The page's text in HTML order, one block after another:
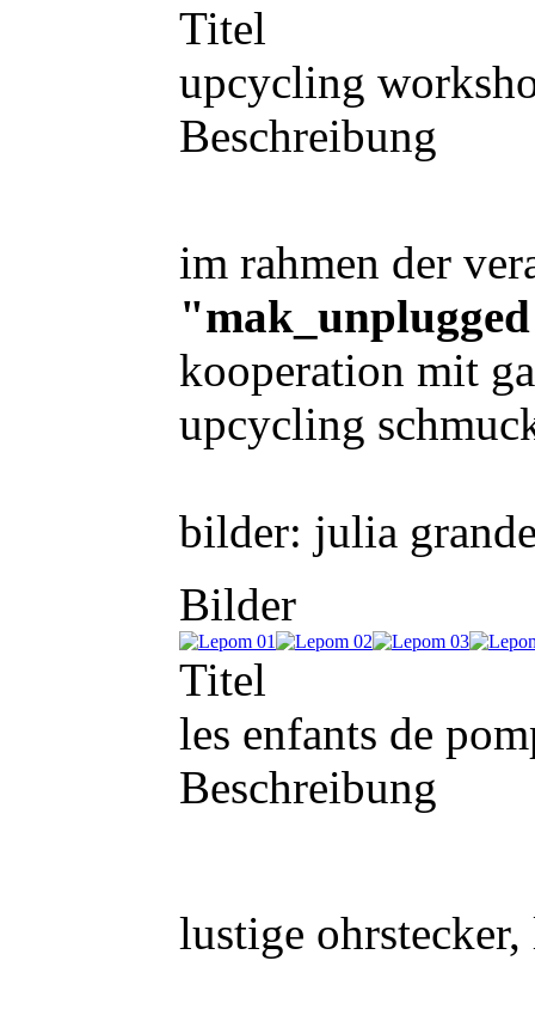
Titel
upcycling
Beschreibung
im rahmen der
kooperation mit
upcycling
bilder: julia
Bilder
Titel
les enfants de
Beschreibung
lustige